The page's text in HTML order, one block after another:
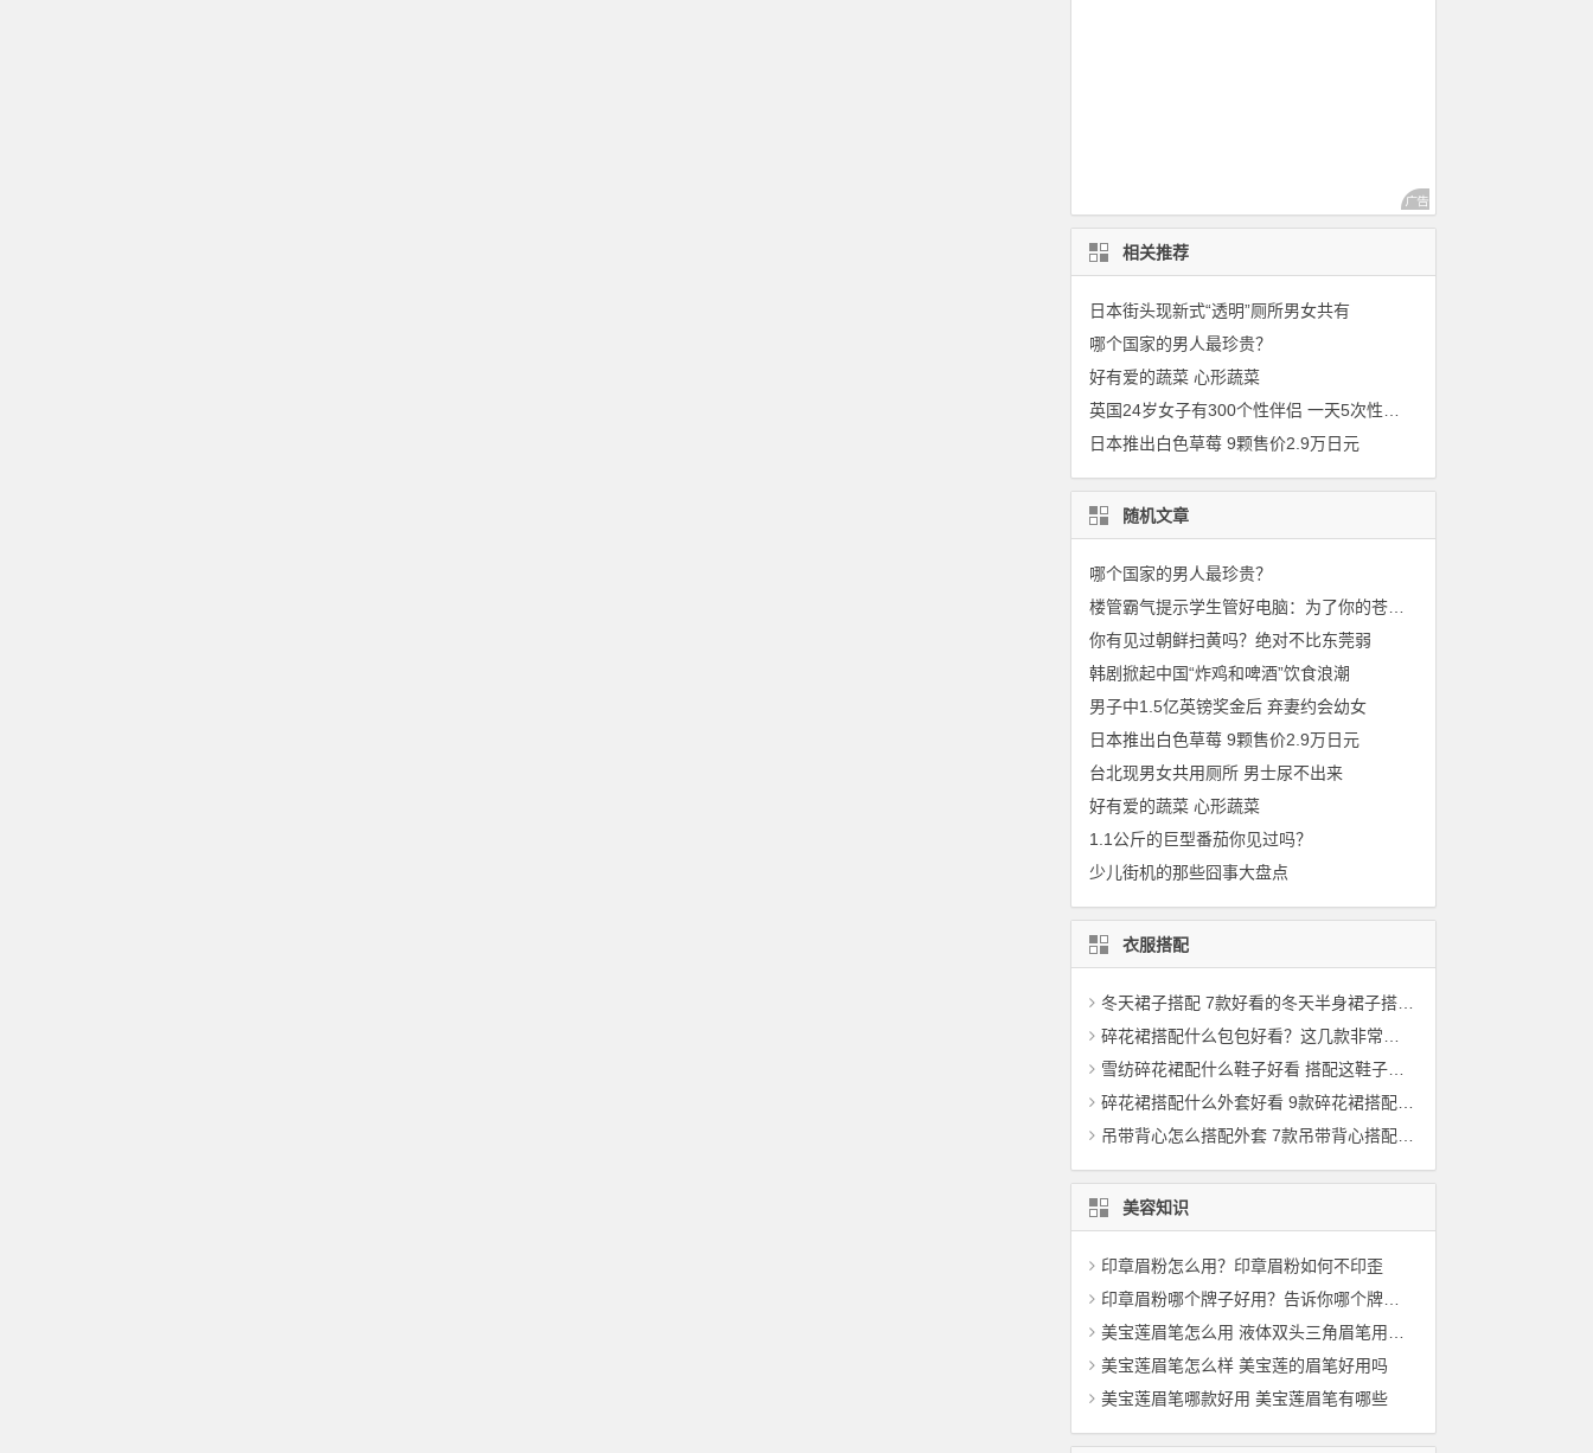
相关推荐
日本街头现新式“透明”厕所男女共有
哪个国家的男人最珍贵？
好有爱的蔬菜 心形蔬菜
日本推出白色草莓 9颗售价2.9万日元
随机文章
哪个国家的男人最珍贵？
你有见过朝鲜扫黄吗？绝对不比东莞弱
韩剧掀起中国“炸鸡和啤酒”饮食浪潮
男子中1.5亿英镑奖金后 弃妻约会幼女
日本推出白色草莓 9颗售价2.9万日元
台北现男女共用厕所 男士尿不出来
好有爱的蔬菜 心形蔬菜
1.1公斤的巨型番茄你见过吗？
少儿街机的那些囧事大盘点
衣服搭配
冬天裙子搭配 7款好看的冬天半身裙子搭配上衣，如羽绒服
碎花裙搭配什么包包好看？这几款非常适合百搭
雪纺碎花裙配什么鞋子好看 搭配这鞋子回头率100%
碎花裙搭配什么外套好看 9款碎花裙搭配案例分享
吊带背心怎么搭配外套 7款吊带背心搭配外套图片
美容知识
印章眉粉怎么用？印章眉粉如何不印歪
印章眉粉哪个牌子好用？告诉你哪个牌子懒人印章眉粉好用
美宝莲眉笔怎么用 液体双头三角眉笔用法图解
美宝莲眉笔怎么样 美宝莲的眉笔好用吗
美宝莲眉笔哪款好用 美宝莲眉笔有哪些